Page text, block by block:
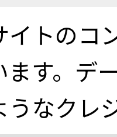
イトのコ
す。デ
うなクレ